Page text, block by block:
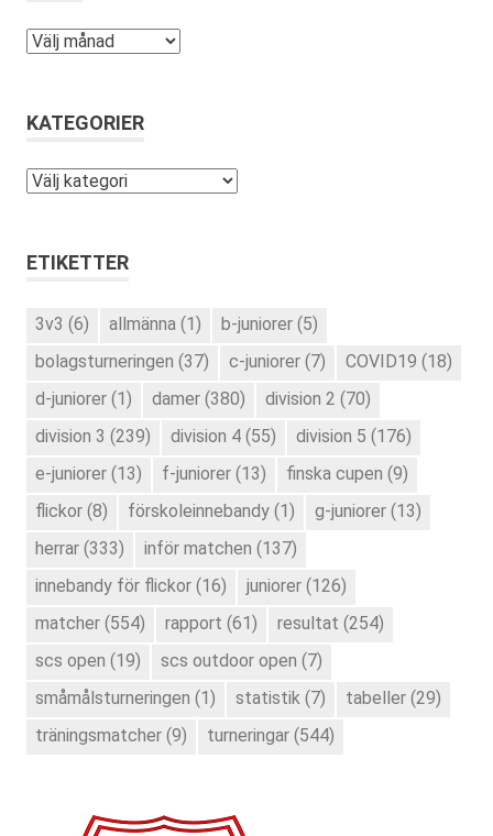
Arkiv
KATEGORIER
Kategorier
ETIKETTER
3v3 (6) allmänna (1) b-juniorer (5)
bolagsturneringen (37) c-juniorer (7) COVID19 (18)
d-juniorer (1) damer (380) division 2 (70)
division 3 (239) division 4 (55) division 5 (176)
e-juniorer (13) f-juniorer (13) finska cupen (9)
flickor (8) förskoleinnebandy (1) g-juniorer (13)
herrar (333) inför matchen (137)
innebandy för flickor (16) juniorer (126)
matcher (554) rapport (61) resultat (254)
scs open (19) scs outdoor open (7)
småmålsturneringen (1) statistik (7) tabeller (29)
träningsmatcher (9) turneringar (544)